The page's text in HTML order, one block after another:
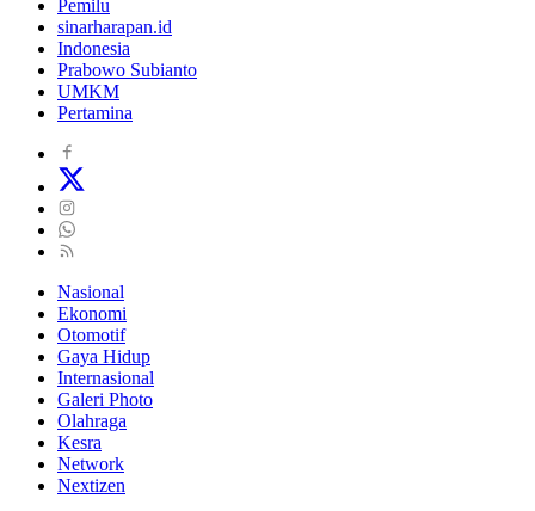
Pemilu
sinarharapan.id
Indonesia
Prabowo Subianto
UMKM
Pertamina
Nasional
Ekonomi
Otomotif
Gaya Hidup
Internasional
Galeri Photo
Olahraga
Kesra
Network
Nextizen